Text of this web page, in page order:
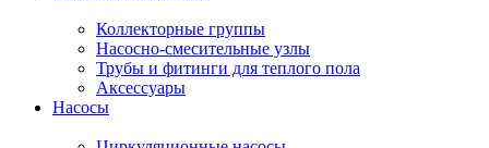
Коллекторные группы
Насосно-смесительные узлы
Трубы и фитинги для теплого пола
Аксессуары
Насосы